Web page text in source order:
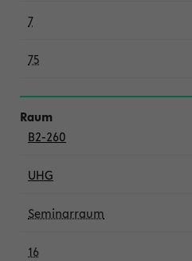
7
75
B2-260
UHG
Seminarraum
16